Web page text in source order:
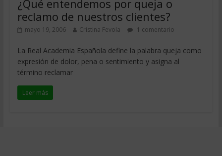
¿Qué entendemos por queja o
reclamo de nuestros clientes?
mayo 19, 2006 Cristina Fevola 1 comentario
La Real Academia Española define la palabra queja como
expresión de dolor, pena o sentimiento y asigna al
término reclamar
Leer más